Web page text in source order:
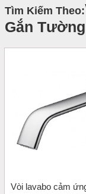
Tìm Kiếm Theo:
Gắn Tường
Vòi lavabo cảm